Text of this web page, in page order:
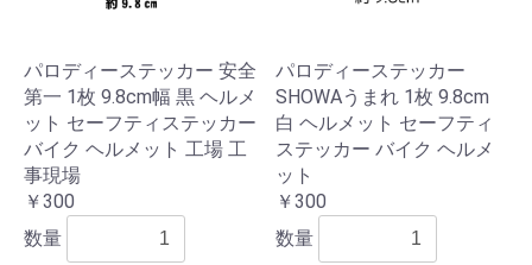
パロディーステッカー 安全
第一 1枚 9.8cm幅 黒 ヘルメ
ット セーフティステッカー
バイク ヘルメット 工場 工
事現場
￥300
数量
パロディーステッカー
SHOWAうまれ 1枚 9.8cm
白 ヘルメット セーフティ
ステッカー バイク ヘルメ
ット
￥300
数量